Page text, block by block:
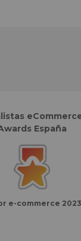
España
e-commerce 2023